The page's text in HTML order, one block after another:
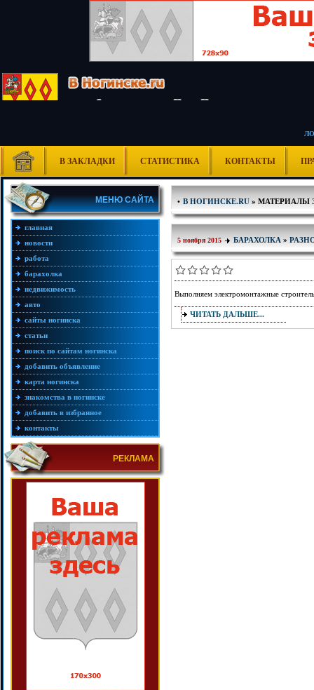
В ЗАКЛАДКИ СТАТИСТИКА КОНТАКТЫ
МЕНЮ САЙТА
главная
новости
работа
барахолка
недвижимость
авто
сайты ногинска
статьи
поиск по сайтам ногинска
добавить объявление
карта ногинска
знакомства в ногинске
добавить в избранное
контакты
РЕКЛАМА
• В НОГИНСКЕ.RU» МАТЕРИАЛЫ
5 ноября 2015 БАРАХОЛКА »
Выполняем электромонтажные
ЧИТАТЬ ДАЛЬШЕ...